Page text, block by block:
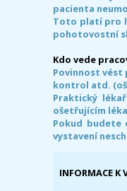
pacienta
Toto platí pro
pohotovostní
Kdo vede
Povinnost vést
kontrol atd.
Praktický
ošetřujícím
Pokud budete
vystavení
INFORMACE K